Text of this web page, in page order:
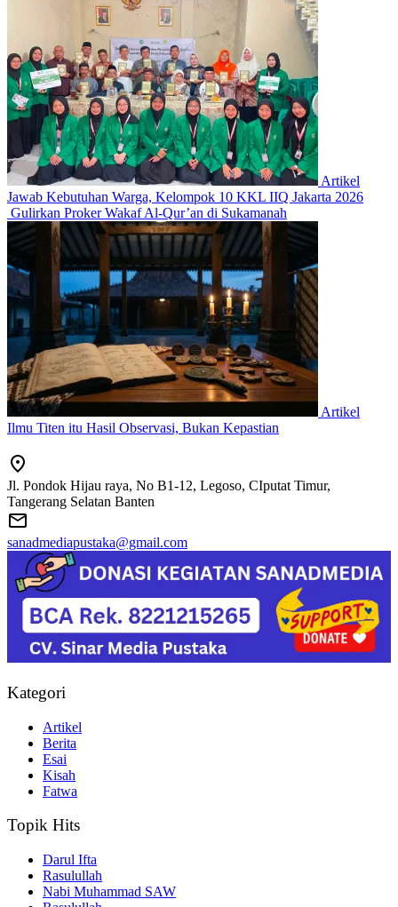
Artikel
Jawab Kebutuhan Warga, Kelompok 10 KKL IIQ Jakarta 2026
Gulirkan Proker Wakaf Al-Qur’an di Sukamanah
Artikel
Ilmu Titen itu Hasil Observasi, Bukan Kepastian
Jl. Pondok Hijau raya, No B1-12, Legoso, CIputat Timur,
Tangerang Selatan Banten
sanadmediapustaka@gmail.com
Kategori
Artikel
Berita
Esai
Kisah
Fatwa
Topik Hits
Darul Ifta
Rasulullah
Nabi Muhammad SAW